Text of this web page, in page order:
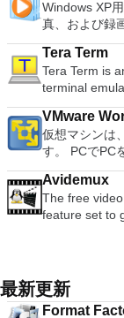
Svenska、
ーターを切り
労し、時々フ
を使用するに
BIOSが必要で
processing
document file
support (iOS
Although it is
many
adjustment
converter,
It also has
document,
support. Overall, WPS Office 2016 Free is a good alternative
to Microsoft's
processor;
effective slide
Connectを実行
Screen
ソフトウェア
す。 各デバイ
バイス間の接
の高度なキーが含まれて
ート。 VNC Connectサブスクリプションには、無料、有料、
試用の3つの
ンごとに、
ューターに
に、RealVNC
シンでVNC
ューターへの
ードを入力するだけです。
新機能は次のとおりです。
Blu-ray、4K
ト全画面モー
オンのミニビ
Vimeoで4K
の向上：
およびOculus
注：これは商
XPS形式の電
ます（特定の
ダウンロード
Microsoft Office Access
Microsoft Office
2007。 Microsoft Office PowerPoint 2007。 Microsoft Office
Publisher 2007。 Microsoft Office Visio 2007
Office Word 2007。 2007 Microsoft Office
Microsoft
Office system
Office system
す。 システム
ステム。
Windows XP
真、および録
適な機能を搭
めのポータブ
との共有も、すべて
まったく新し
ます。 大好き
楽しくなりま
音楽、ビデオ
しめます。
写真にアクセ
Tera Term
Tera Term is
terminal emulator
computer
supports telnet, SSH
has a built-in
plugins. Key features include: Automatically creates logs with
unique log
ports. Supports
a useful
remote Telnet
which is easy to
host
VMware
仮想マシンは
す。 PCでPC
トップ仮想化
Workstation、
VMware ESX
主な機能は次のとおりです。
32ビットと64
way Virtual
Avidemux
The free
feature set to
projects and
linear video
最新更新
Format